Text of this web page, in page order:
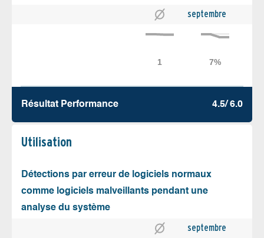
septembre
Résultat Performance 4.5/ 6.0
Utilisation
Détections par erreur de logiciels normaux
comme logiciels malveillants pendant une
analyse du système
septembre